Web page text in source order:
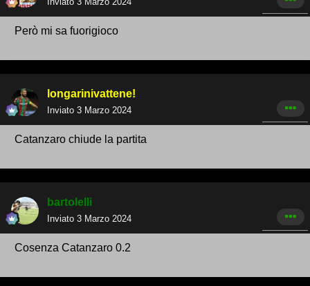
Però mi sa fuorigioco
longarinivattene!
Inviato 3 Marzo 2024
Catanzaro chiude la partita
bartolelli
Inviato 3 Marzo 2024
Cosenza Catanzaro 0.2